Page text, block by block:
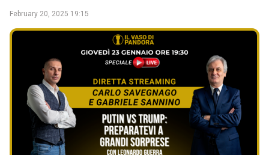
February 20, 2025 19:15